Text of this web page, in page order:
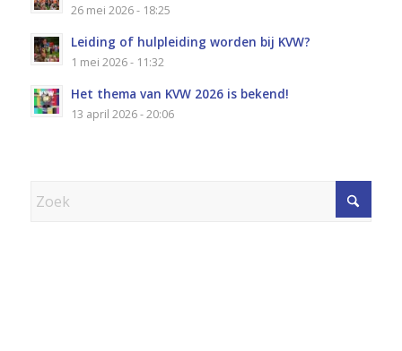
26 mei 2026 - 18:25
Leiding of hulpleiding worden bij KVW?
1 mei 2026 - 11:32
Het thema van KVW 2026 is bekend!
13 april 2026 - 20:06